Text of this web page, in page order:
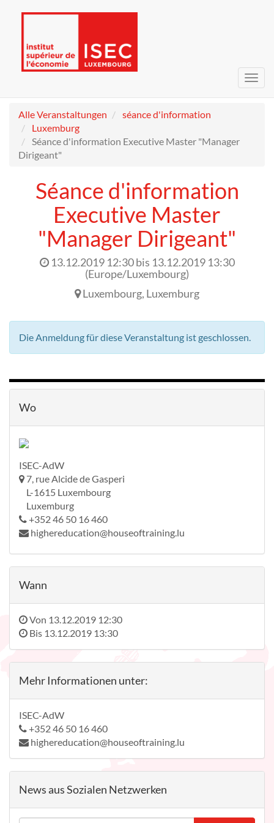
Alle Veranstaltungen
séance d'information
Luxemburg
Séance d'information Executive Master "Manager
Dirigeant"
Séance d'information
Executive Master
"Manager Dirigeant"
13.12.2019 12:30bis 13.12.2019 13:30
(Europe/Luxembourg)
Luxembourg, Luxemburg
Die Anmeldung für diese Veranstaltung ist geschlossen.
Wo
ISEC-AdW
7, rue Alcide de Gasperi
L-1615 Luxembourg
Luxemburg
+352 46 50 16 460
highereducation@houseoftraining.lu
Wann
Von 13.12.2019 12:30
Bis 13.12.2019 13:30
Mehr Informationen unter:
ISEC-AdW
+352 46 50 16 460
highereducation@houseoftraining.lu
News aus Sozialen Netzwerken